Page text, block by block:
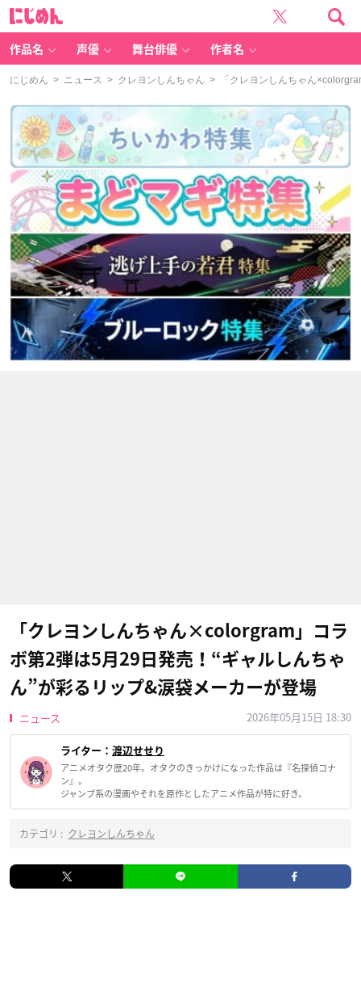
作品名 声優 舞台俳優 作者名
にじめん > ニュース > クレヨンしんちゃん > 「クレヨンしんちゃん
「クレヨンしんちゃん×colorgram」コラ
ボ第2弾は5月29日発売！“ギャルしんちゃ
ん”が彩るリップ&涙袋メーカーが登場
ニュース 2026年05月15日 18:30
ライター： 渡辺せせり
アニメオタク歴20年。オタクのきっかけになった作品は『名探偵コナ
ン』。
ジャンプ系の漫画やそれを原作としたアニメ作品が特に好き。
カテゴリ : クレヨンしんちゃん